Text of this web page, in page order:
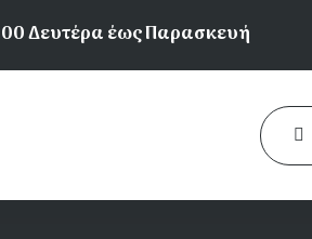
Δευτέρα έως Παρασκευή